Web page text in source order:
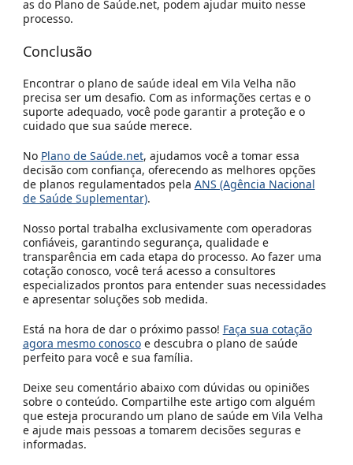
as do Plano de Saúde.net, podem ajudar muito nesse
processo.
Conclusão
Encontrar o plano de saúde ideal em Vila Velha não
precisa ser um desafio. Com as informações certas e o
suporte adequado, você pode garantir a proteção e o
cuidado que sua saúde merece.
No Plano de Saúde.net, ajudamos você a tomar essa
decisão com confiança, oferecendo as melhores opções
de planos regulamentados pela ANS (Agência Nacional
de Saúde Suplementar).
Nosso portal trabalha exclusivamente com operadoras
confiáveis, garantindo segurança, qualidade e
transparência em cada etapa do processo. Ao fazer uma
cotação conosco, você terá acesso a consultores
especializados prontos para entender suas necessidades
e apresentar soluções sob medida.
Está na hora de dar o próximo passo! Faça sua cotação
agora mesmo conoscoe descubra o plano de saúde
perfeito para você e sua família.
Deixe seu comentário abaixo com dúvidas ou opiniões
sobre o conteúdo. Compartilhe este artigo com alguém
que esteja procurando um plano de saúde em Vila Velha
e ajude mais pessoas a tomarem decisões seguras e
informadas.